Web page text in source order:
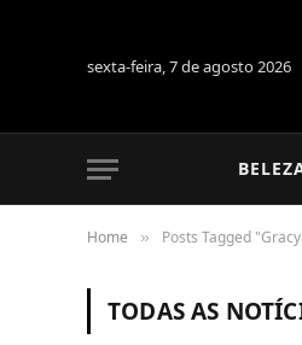
sexta-feira, 7 de agosto 2026
Home » Posts Tagged
TODAS AS